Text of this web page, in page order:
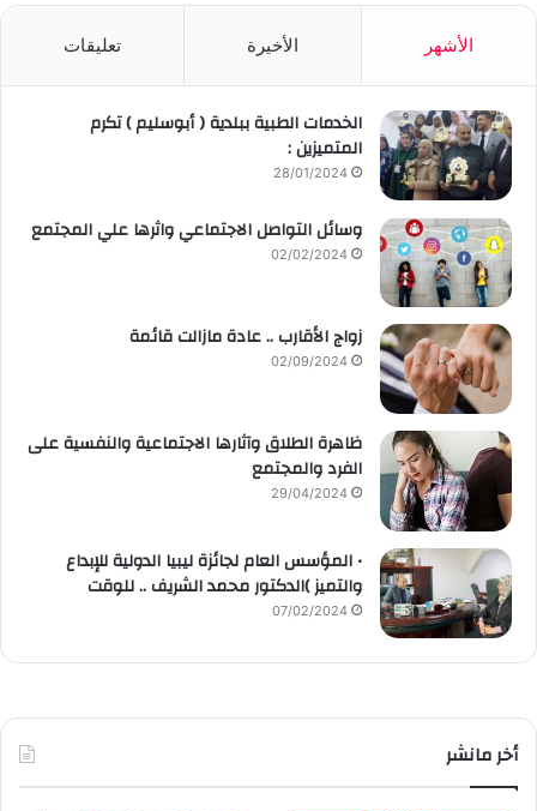
الأشهر الأخيرة تعليقات
الخدمات الطبية ببلدية ( أبوسليم ) تكرم
المتميزين :
28/01/2024
وسائل التواصل الاجتماعي واثرها علي المجتمع
02/02/2024
زواج الأقارب .. عادة مازالت قائمة
02/09/2024
ظاهرة الطلاق وآثارها الاجتماعية والنفسية على
الفرد والمجتمع
29/04/2024
• المؤسس العام لجائزة ليبيا الدولية للإبداع
والتميز )الدكتور محمد الشريف .. للوقت
07/02/2024
أخر مانشر